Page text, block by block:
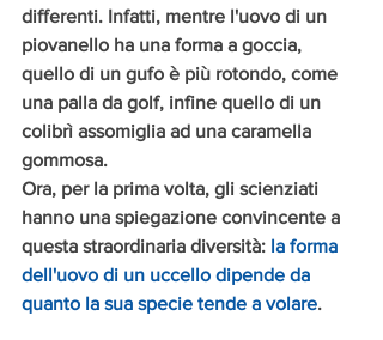
differenti. Infatti, mentre l'uovo di un
piovanello ha una forma a goccia,
quello di un gufo è più rotondo, come
una palla da golf, infine quello di un
colibrì assomiglia ad una caramella
gommosa.
Ora, per la prima volta, gli scienziati
hanno una spiegazione convincente a
questa straordinaria diversità: la forma
dell'uovo di un uccello dipende da
quanto la sua specie tende a volare.